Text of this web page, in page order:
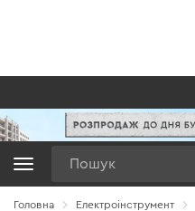
Головна Електроінструмент